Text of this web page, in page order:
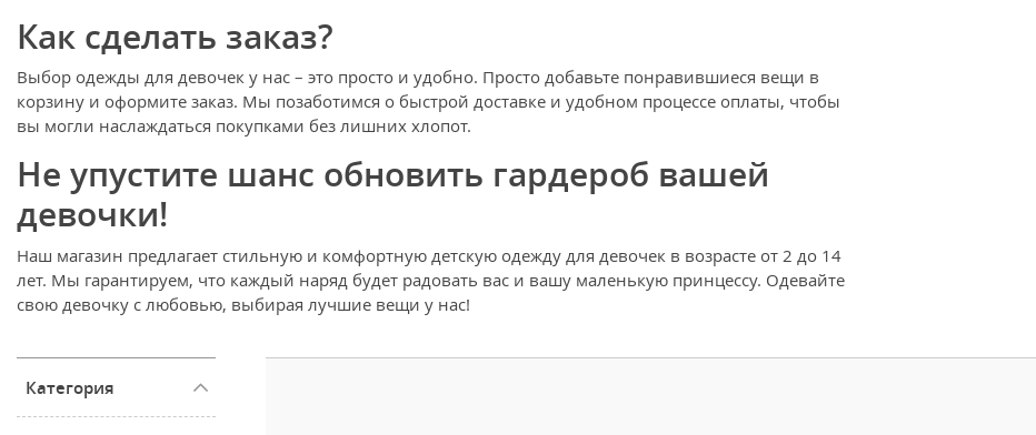
Как сделать заказ?
Выбор одежды для девочек у нас – это просто и удобно. Просто добавьте понравившиеся вещи в
корзину и оформите заказ. Мы позаботимся о быстрой доставке и удобном процессе оплаты, чтобы
вы могли наслаждаться покупками без лишних хлопот.
Не упустите шанс обновить гардероб вашей
девочки!
Наш магазин предлагает стильную и комфортную детскую одежду для девочек в возрасте от 2 до 14
лет. Мы гарантируем, что каждый наряд будет радовать вас и вашу маленькую принцессу. Одевайте
свою девочку с любовью, выбирая лучшие вещи у нас!
Категория